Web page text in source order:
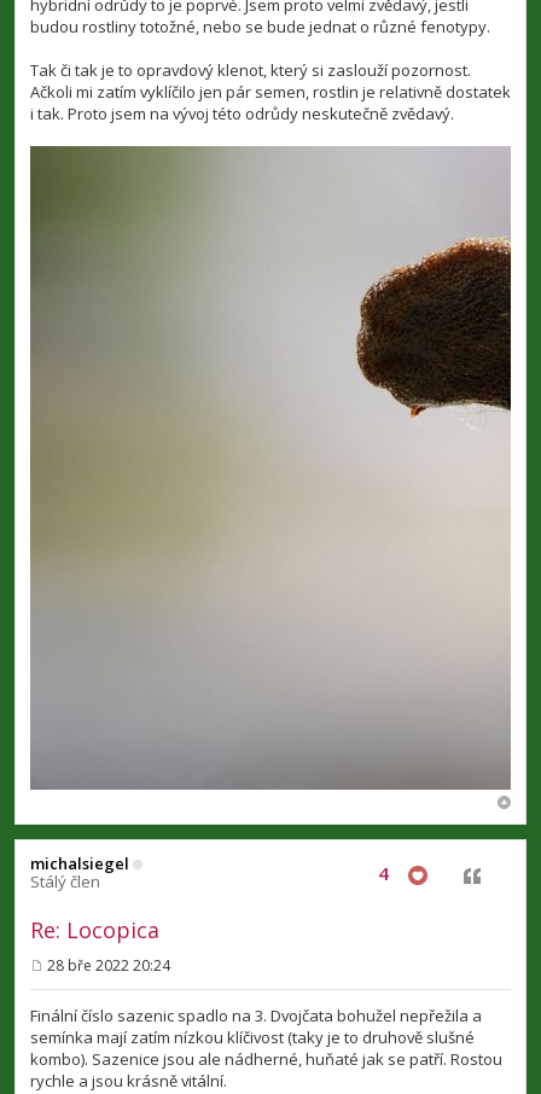
hybridní odrůdy to je poprvé. Jsem proto velmi zvědavý, jestli
budou rostliny totožné, nebo se bude jednat o různé fenotypy.
Tak či tak je to opravdový klenot, který si zaslouží pozornost.
Ačkoli mi zatím vyklíčilo jen pár semen, rostlin je relativně dostatek
i tak. Proto jsem na vývoj této odrůdy neskutečně zvědavý.
michalsiegel
Stálý člen
Re: Locopica
4 Citovat
ř
í
p
ě
v
28 bře 2022 20:24
Finální číslo sazenic spadlo na 3. Dvojčata bohužel nepřežila a
semínka mají zatím nízkou klíčivost (taky je to druhově slušné
kombo). Sazenice jsou ale nádherné, huňaté jak se patří. Rostou
rychle a jsou krásně vitální.